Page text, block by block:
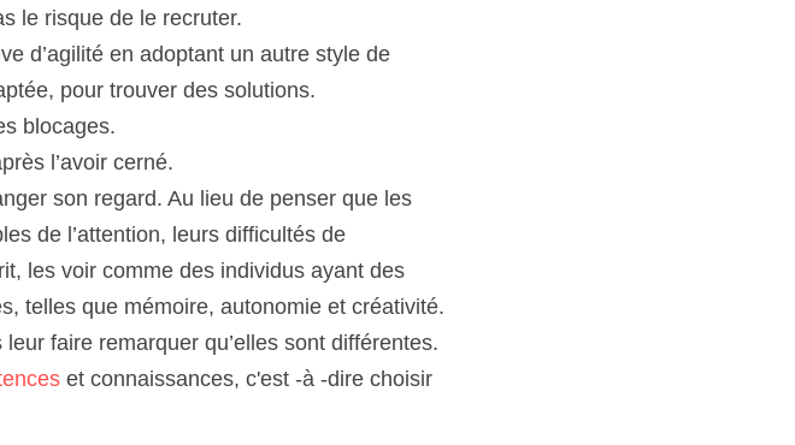
le risque de le recruter.
d’agilité en adoptant un autre style de
pour trouver des solutions.
blocages.
l’avoir cerné.
son regard. Au lieu de penser que les
de l’attention, leurs difficultés de
les voir comme des individus ayant des
telles que mémoire, autonomie et créativité.
leur faire remarquer qu’elles sont différentes.
et connaissances, c'est -à -dire choisir